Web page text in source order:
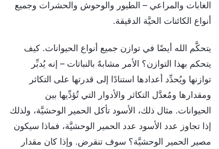
الغابات والمراعي – الطيور والوحوش والحشرات وجميع
أنواع الكائنات الحيَّة الدقيقة.
يتحكَّم الله أيضًا في توازن جميع أنواع الحيوانات. كيف
يتحكم بهذا التوازن؟ الأمر مشابهٌ بالنباتات – إنه يُدبِّر
توازنها ويُحدِّد أعدادها استنادًا إلى قدرتها على التكاثر
ومقدارها ومُعدَّل التكاثر والأدوار التي تُؤدِّيها بين
الحيوانات. مثال ذلك، الأسود تأكل الحمير الوحشيَّة، ولذلك
إذا تجاوز عدد الأسود عدد الحمير الوحشيَّة، فماذا سيكون
مصير الحمير الوحشيَّة؟ سوف تنقرض. وإذا كان مقدار